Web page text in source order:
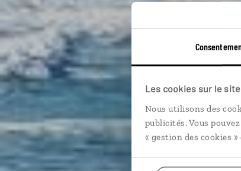
Les cookies sur le
Nous utilisons des
publicités. Vous
« gestion des cookies »